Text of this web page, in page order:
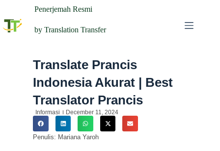
Penerjemah Resmi
by Translation Transfer
Translate Prancis
Indonesia Akurat | Best
Translator Prancis
Informasi December 11, 2024
Penulis: Mariana Yaroh